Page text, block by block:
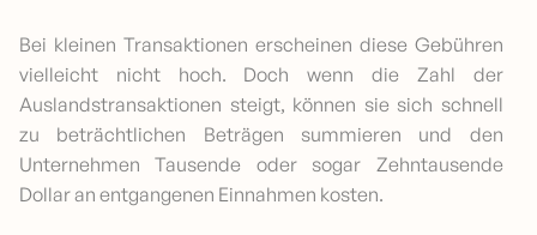
Bei kleinen Transaktionen erscheinen diese Gebühren
vielleicht nicht hoch. Doch wenn die Zahl der
Auslandstransaktionen steigt, können sie sich schnell
zu beträchtlichen Beträgen summieren und den
Unternehmen Tausende oder sogar Zehntausende
Dollar an entgangenen Einnahmen kosten.